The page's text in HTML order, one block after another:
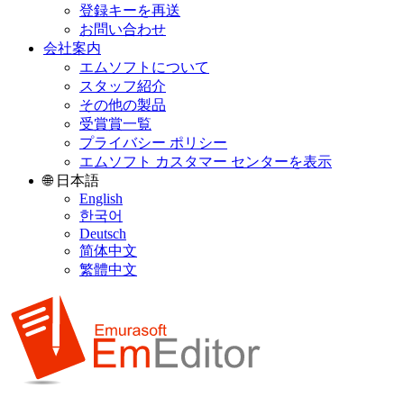
登録キーを再送
お問い合わせ
会社案内
エムソフトについて
スタッフ紹介
その他の製品
受賞賞一覧
プライバシー ポリシー
エムソフト カスタマー センターを表示
🌐 日本語
English
한국어
Deutsch
简体中文
繁體中文